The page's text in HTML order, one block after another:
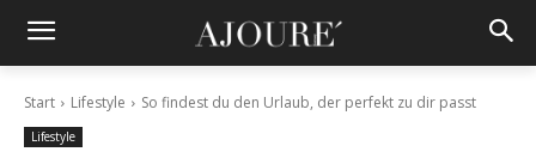
Start Lifestyle So findest du den Urlaub, der perfekt zu dir passt
Lifestyle